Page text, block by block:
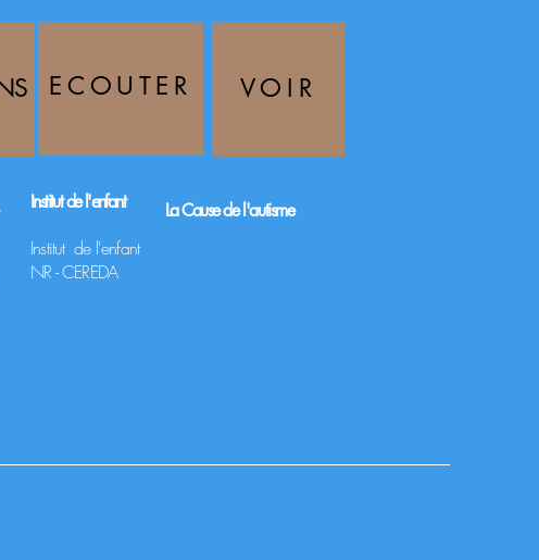
ECOUTER VOIR
Institut de l'enfant
Institut de l'enfant
NR - CEREDA
La Cause de l'autisme